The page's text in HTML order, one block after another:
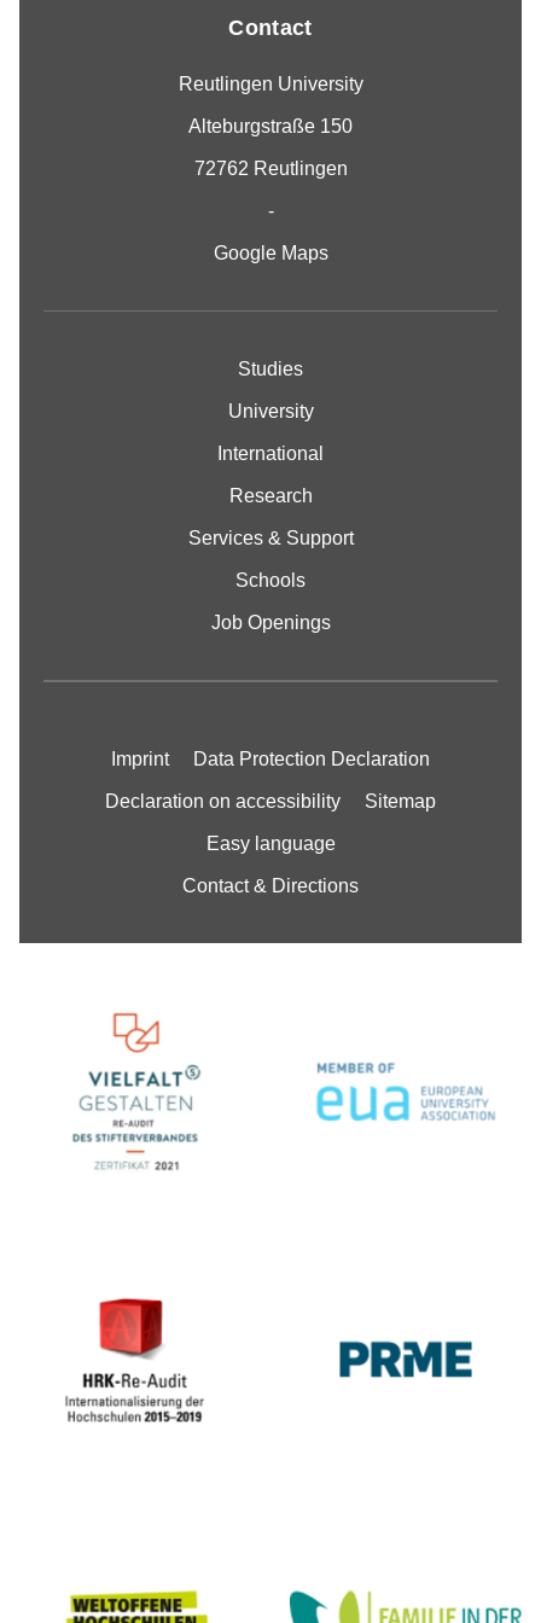
Contact
Reutlingen University
Alteburgstraße 150
72762 Reutlingen
-
Google Maps
Studies
University
International
Research
Services & Support
Schools
Job Openings
Imprint Data Protection Declaration
Declaration on accessibility Sitemap
Easy language
Contact & Directions